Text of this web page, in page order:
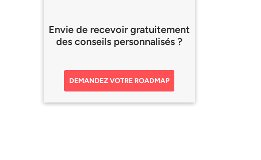
Envie de recevoir gratuitement
des conseils personnalisés ?
DEMANDEZ VOTRE ROADMAP